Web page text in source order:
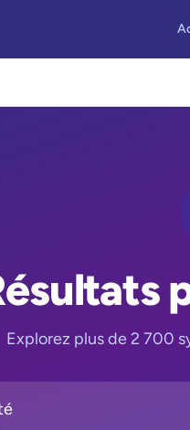
Explorez plus de 2 700